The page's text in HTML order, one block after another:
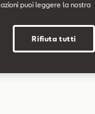
puoi leggere la nostra
Rifiuta tutti